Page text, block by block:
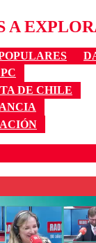
A
DE CHILE
moderados para
respetuoso.